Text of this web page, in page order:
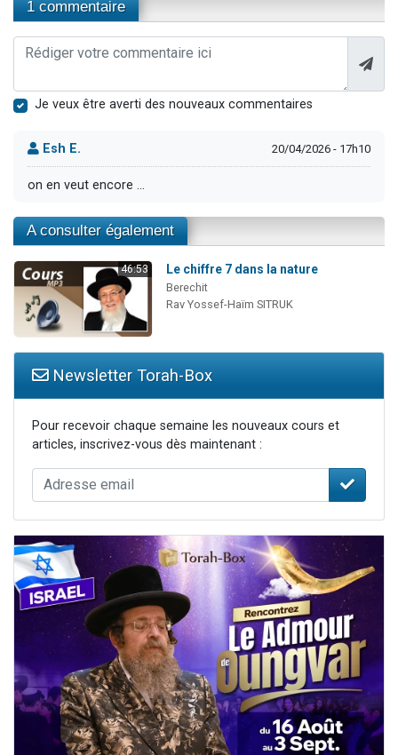
1 commentaire
Je veux être averti des nouveaux commentaires
Esh E. 20/04/2026 - 17h10
on en veut encore ...
A consulter également
46:53 Le chiffre 7 dans la nature
Berechit
Rav Yossef-Haïm SITRUK
Newsletter Torah-Box
Pour recevoir chaque semaine les nouveaux cours et
articles, inscrivez-vous dès maintenant :